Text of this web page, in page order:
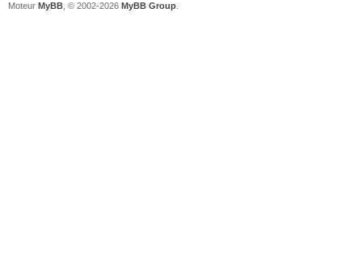
Moteur MyBB , © 2002-2026 MyBB Group